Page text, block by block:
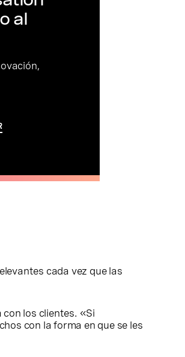
al
cada vez que las
los clientes. «Si
con la forma en que se les